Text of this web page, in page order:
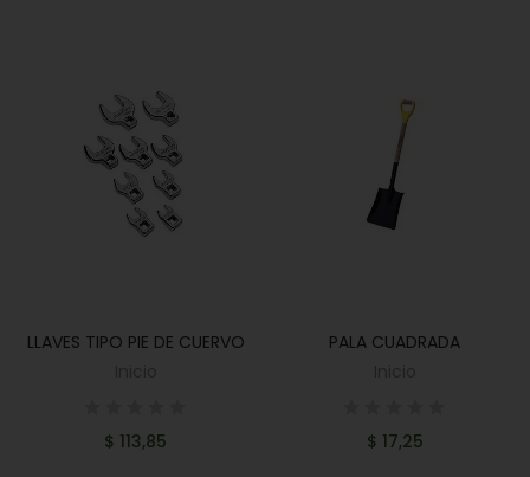
AÑADIR AL CARRITO
LLAVES TIPO PIE DE CUERVO
$ 113,85
AÑADIR AL CARRITO
PALA CUADRADA
$ 17,25